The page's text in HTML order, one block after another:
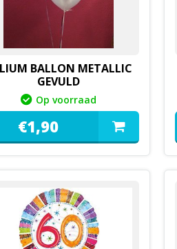
BALLON METALLIC
GEVULD
Op voorraad
€1,90